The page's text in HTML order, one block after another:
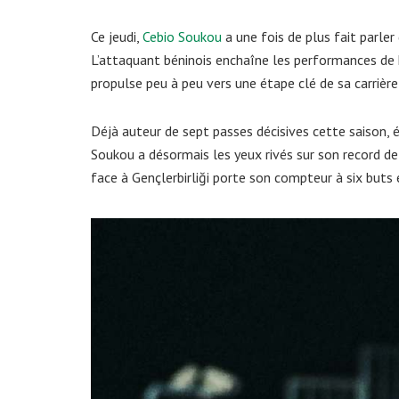
Ce jeudi, Cebio Soukou a une fois de plus fait parler
L’attaquant béninois enchaîne les performances
propulse peu à peu vers une étape clé de sa
Déjà auteur de sept passes décisives cette
Soukou a désormais les yeux rivés sur son record
face à Gençlerbirliği porte son compteur à six buts